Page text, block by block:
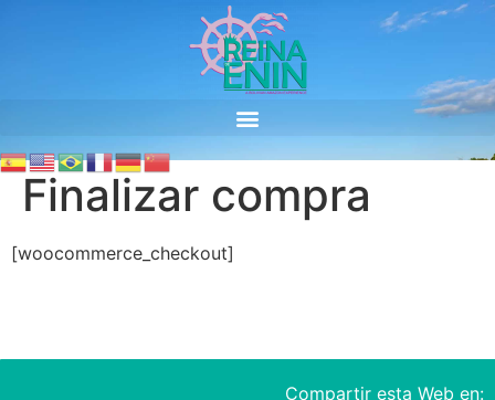
Finalizar compra
[woocommerce_checkout]
Compartir esta Web en: